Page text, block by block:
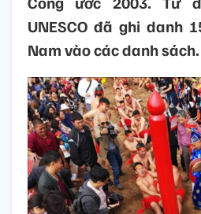
UNESCO đã ghi danh
Nam vào các danh sách.